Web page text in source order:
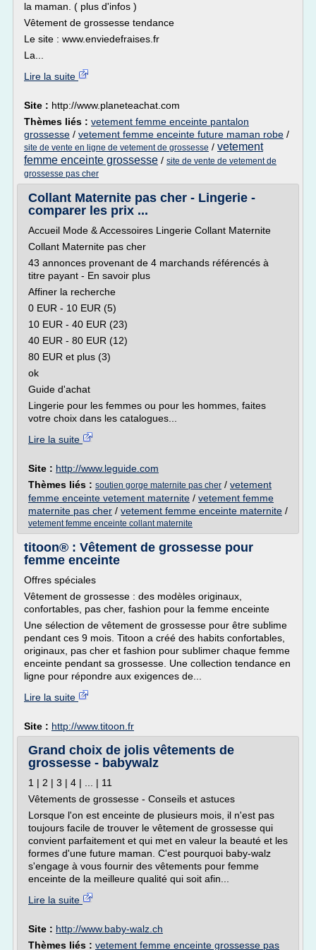
la maman. ( plus d'infos )
Vêtement de grossesse tendance
Le site : www.enviedefraises.fr
La...
Lire la suite
Site : http://www.planeteachat.com
Thèmes liés : vetement femme enceinte pantalon
grossesse / vetement femme enceinte future maman robe /
site de vente en ligne de vetement de grossesse / vetement
femme enceinte grossesse / site de vente de vetement de
grossesse pas cher
Collant Maternite pas cher - Lingerie -
comparer les prix ...
Accueil Mode & Accessoires Lingerie Collant Maternite
Collant Maternite pas cher
43 annonces provenant de 4 marchands référencés à
titre payant - En savoir plus
Affiner la recherche
0 EUR - 10 EUR (5)
10 EUR - 40 EUR (23)
40 EUR - 80 EUR (12)
80 EUR et plus (3)
ok
Guide d'achat
Lingerie pour les femmes ou pour les hommes, faites
votre choix dans les catalogues...
Lire la suite
Site : http://www.leguide.com
Thèmes liés : soutien gorge maternite pas cher / vetement
femme enceinte vetement maternite / vetement femme
maternite pas cher / vetement femme enceinte maternite /
vetement femme enceinte collant maternite
titoon® : Vêtement de grossesse pour
femme enceinte
Offres spéciales
Vêtement de grossesse : des modèles originaux,
confortables, pas cher, fashion pour la femme enceinte
Une sélection de vêtement de grossesse pour être sublime
pendant ces 9 mois. Titoon a créé des habits confortables,
originaux, pas cher et fashion pour sublimer chaque femme
enceinte pendant sa grossesse. Une collection tendance en
ligne pour répondre aux exigences de...
Lire la suite
Site : http://www.titoon.fr
Grand choix de jolis vêtements de
grossesse - babywalz
1 | 2 | 3 | 4 | ... | 11
Vêtements de grossesse - Conseils et astuces
Lorsque l'on est enceinte de plusieurs mois, il n'est pas
toujours facile de trouver le vêtement de grossesse qui
convient parfaitement et qui met en valeur la beauté et les
formes d'une future maman. C'est pourquoi baby-walz
s'engage à vous fournir des vêtements pour femme
enceinte de la meilleure qualité qui soit afin...
Lire la suite
Site : http://www.baby-walz.ch
Thèmes liés : vetement femme enceinte grossesse pas